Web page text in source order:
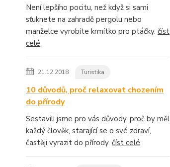
Není lepšího pocitu, než když si sami
sťuknete na zahradě pergolu nebo
manželce vyrobíte krmítko pro ptáčky. číst
celé
21.12.2018 Turistika
10 důvodů, proč relaxovat chozením
do přírody
Sestavili jsme pro vás důvody, proč by měl
každý člověk, starající se o své zdraví,
častěji vyrazit do přírody. číst celé